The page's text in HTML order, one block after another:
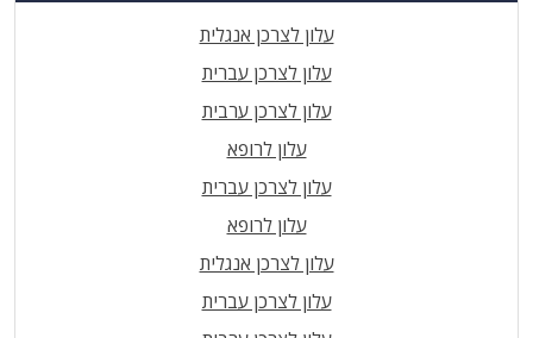
עלון לצרכן אנגלית
עלון לצרכן עברית
עלון לצרכן ערבית
עלון לרופא
עלון לצרכן עברית
עלון לרופא
עלון לצרכן אנגלית
עלון לצרכן עברית